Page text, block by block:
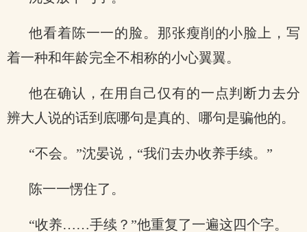
他看着陈一一的脸。那张瘦削的小脸上，写
着一种和年龄完全不相称的小心翼翼。
他在确认，在用自己仅有的一点判断力去分
辨大人说的话到底哪句是真的、哪句是骗他的。
“不会。”沈晏说，“我们去办收养手续。”
陈一一愣住了。
“收养……手续？”他重复了一遍这四个字。